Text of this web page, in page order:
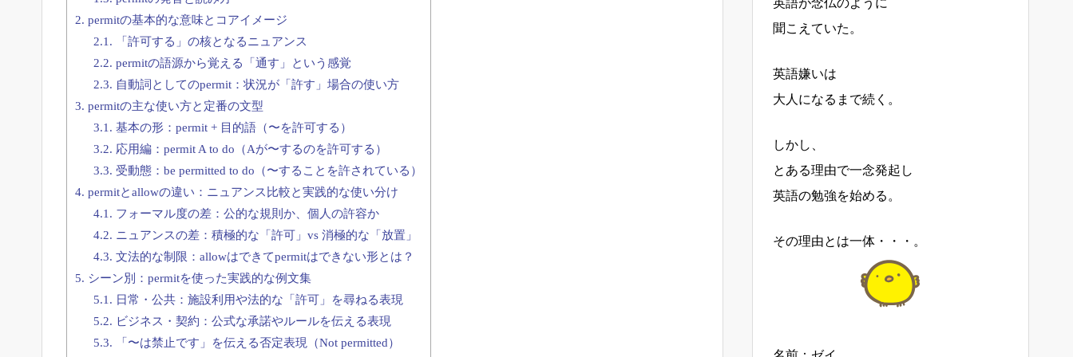
2. permitの基本的な意味とコアイメージ
2.1. 「許可する」の核となるニュアンス
2.2. permitの語源から覚える「通す」という感覚
2.3. 自動詞としてのpermit：状況が「許す」場合の使い方
3. permitの主な使い方と定番の文型
3.1. 基本の形：permit + 目的語（〜を許可する）
3.2. 応用編：permit A to do（Aが〜するのを許可する）
3.3. 受動態：be permitted to do（〜することを許されている）
4. permitとallowの違い：ニュアンス比較と実践的な使い分け
4.1. フォーマル度の差：公的な規則か、個人の許容か
4.2. ニュアンスの差：積極的な「許可」vs 消極的な「放置」
4.3. 文法的な制限：allowはできてpermitはできない形とは？
5. シーン別：permitを使った実践的な例文集
5.1. 日常・公共：施設利用や法的な「許可」を尋ねる表現
5.2. ビジネス・契約：公式な承諾やルールを伝える表現
5.3. 「〜は禁止です」を伝える否定表現（Not permitted）
聞こえていた。
英語嫌いは
大人になるまで続く。
しかし、
とある理由で一念発起し
英語の勉強を始める。
その理由とは一体・・・。